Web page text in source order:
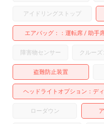
アイドリングストップ
エアバッグ： 運転席 助手
障害物センサー クルー
盗難防止装置
ヘッドライトオプション デ
ローダウン